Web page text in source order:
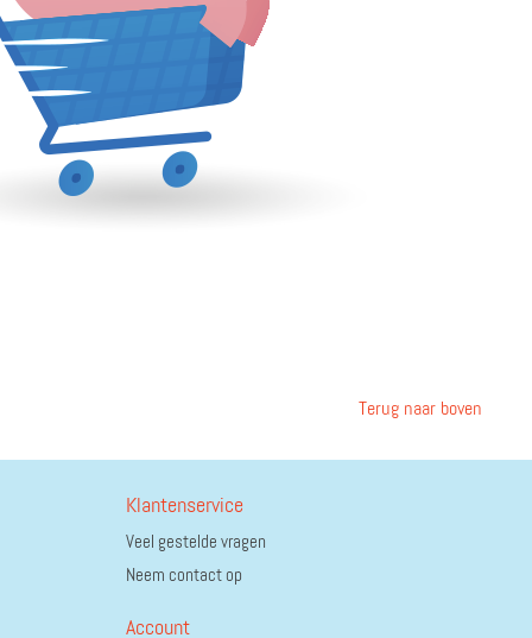
Terug naar boven
Klantenservice
Veel gestelde vragen
Neem contact op
Account